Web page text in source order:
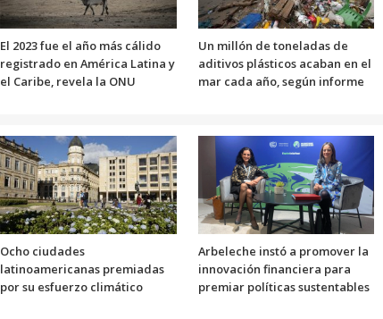
El 2023 fue el año más cálido
registrado en América Latina y
el Caribe, revela la ONU
Un millón de toneladas de
aditivos plásticos acaban en el
mar cada año, según informe
Ocho ciudades
latinoamericanas premiadas
por su esfuerzo climático
Arbeleche instó a promover la
innovación financiera para
premiar políticas sustentables